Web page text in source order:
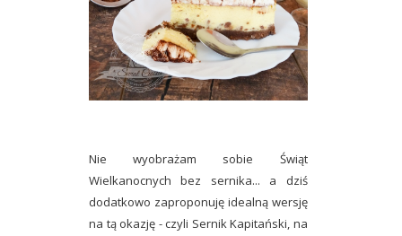
Nie wyobrażam sobie Świąt
Wielkanocnych bez sernika... a dziś
dodatkowo zaproponuję idealną wersję
na tą okazję - czyli Sernik Kapitański, na